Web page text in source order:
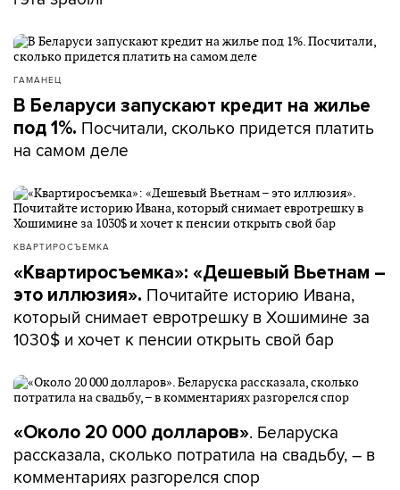
ГАМАНЕЦ
В Беларуси запускают кредит на жилье
под 1%. Посчитали, сколько придется платить
на самом деле
КВАРТИРОСЪЕМКА
«Квартиросъемка»: «Дешевый Вьетнам –
это иллюзия». Почитайте историю Ивана,
который снимает евротрешку в Хошимине за
1030$ и хочет к пенсии открыть свой бар
«Около 20 000 долларов». Беларуска
рассказала, сколько потратила на свадьбу, – в
комментариях разгорелся спор